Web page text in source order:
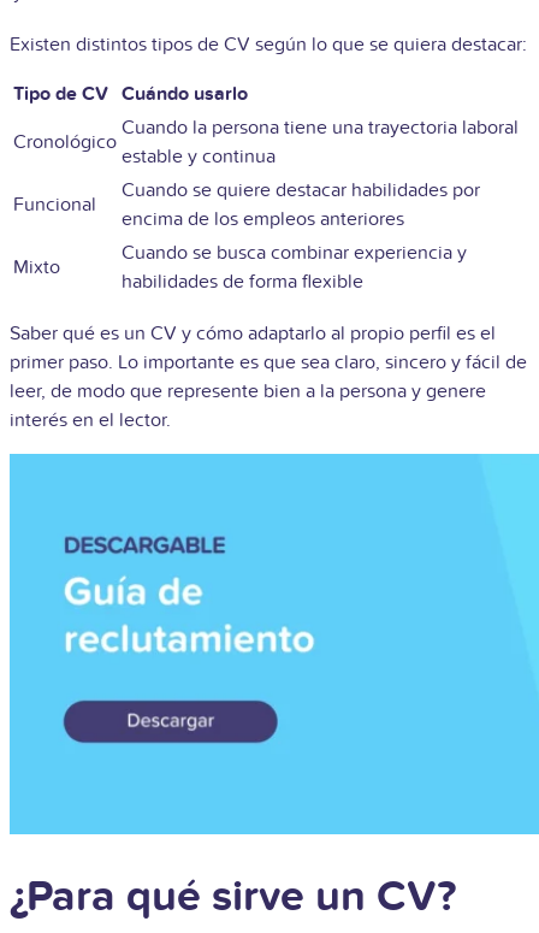
Existen distintos tipos de CV según lo que se quiera destacar:
Tipo de CV Cuándo usarlo
Cronológico
Cuando la persona tiene una trayectoria laboral
estable y continua
Funcional
Cuando se quiere destacar habilidades por
encima de los empleos anteriores
Mixto
Cuando se busca combinar experiencia y
habilidades de forma flexible
Saber qué es un CV y cómo adaptarlo al propio perfil es el
primer paso. Lo importante es que sea claro, sincero y fácil de
leer, de modo que represente bien a la persona y genere
interés en el lector.
¿Para qué sirve un CV?